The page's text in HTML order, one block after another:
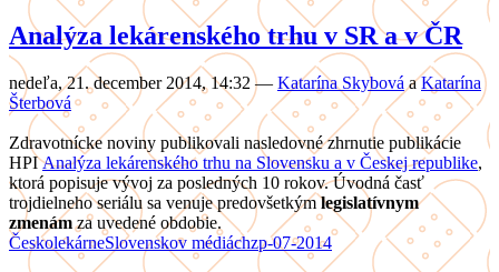
Analýza lekárenského trhu v SR a v ČR
nedeľa, 21. december 2014, 14:32 — Katarína Skybová aKatarína
Šterbová
Zdravotnícke noviny publikovali nasledovné zhrnutie publikácie
HPIAnalýza lekárenského trhu na Slovensku a v Českej republike,
ktorá popisuje vývoj za posledných 10 rokov. Úvodná časť
trojdielneho seriálu sa venuje predovšetkýmlegislatívnym
zmenámza uvedené obdobie.
ČeskolekárneSlovenskov médiáchzp-07-2014